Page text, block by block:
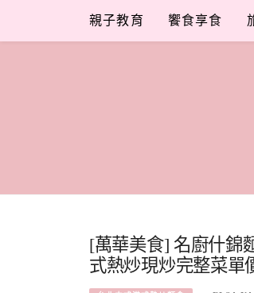
content
親子教育 饗食享食
[萬華美食] 名廚什錦
式熱炒現炒完整菜單